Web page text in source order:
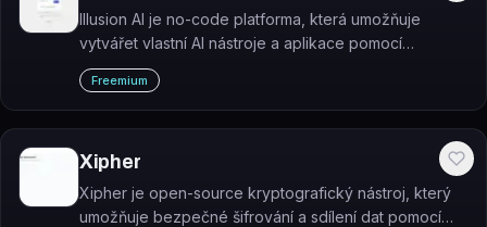
Illusion AI je no-code platforma, která umožňuje
vytvářet vlastní AI nástroje a aplikace pomocí
generativní umělé inteligence bez nutnosti
programování.
Freemium
Xipher
Xipher je open-source kryptografický nástroj, který
umožňuje bezpečné šifrování a sdílení dat pomocí